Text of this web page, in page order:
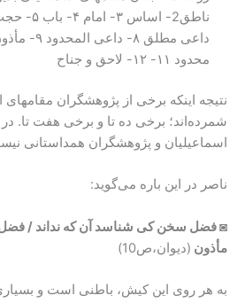
محدود ۱۱- ۱۲- لاحق و جناح
نتیجه اینکه برخی از پژوهشگران مقامهای
شمرده‌اند؛ برخی ده تا و برخی هفت تا. در
اسماعیلیان و پژوهشگران همداستانی
ناصر در این باره می‌گوید:
◙ فضل سخن کی شناسد آن که نداند /
مأذون (دیوان،ص10)
به هر روی این کیش، باطنی است و